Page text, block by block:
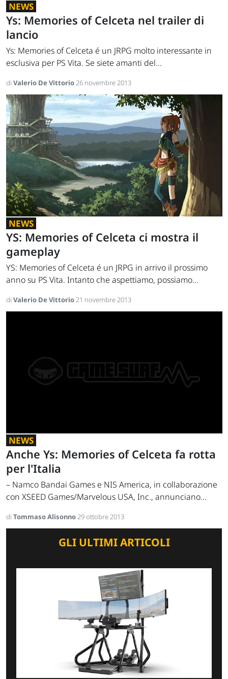
NEWS
Ys: Memories of Celceta nel trailer di
lancio
Ys: Memories of Celceta é un JRPG molto interessante in
esclusiva per PS Vita. Se siete amanti del...
di Valerio De Vittorio26 novembre 2013
NEWS
YS: Memories of Celceta ci mostra il
gameplay
YS: Memories of Celceta é un JRPG in arrivo il prossimo
anno su PS Vita. Intanto che aspettiamo, possiamo...
di Valerio De Vittorio21 novembre 2013
NEWS
Anche Ys: Memories of Celceta fa rotta
per l'Italia
– Namco Bandai Games e NIS America, in collaborazione
con XSEED Games/Marvelous USA, Inc., annunciano...
di Tommaso Alisonno29 ottobre 2013
GLI ULTIMI ARTICOLI